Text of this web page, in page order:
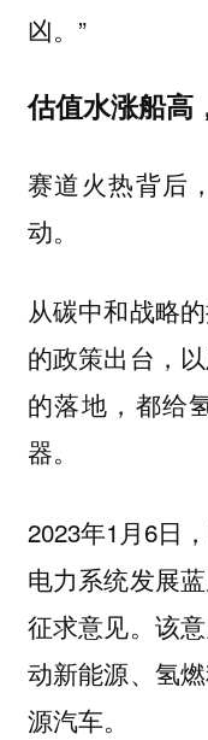
凶。”
估值水涨船高
赛道火热背后
动。
从碳中和战略
的政策出台，
的落地，都给
器。
2023年1月6日
电力系统发展
征求意见。该
动新能源、氢
源汽车。